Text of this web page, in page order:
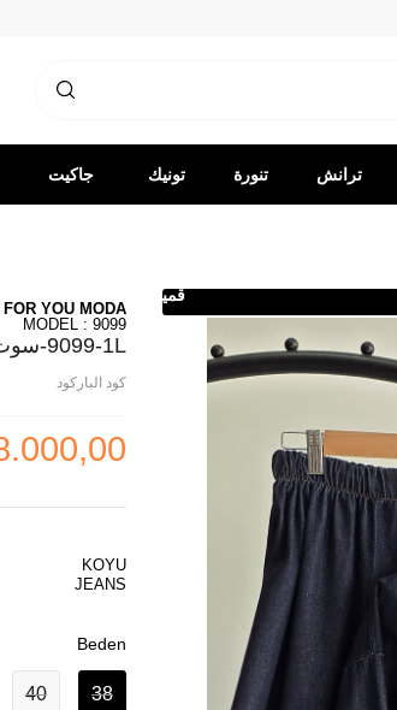
ترانش تنورة تونيك
قميص
جاكيت
FOR YOU MODA
MODEL : 9099
9099-1L-سوت جينز غامق 3
كود الباركود
KOYU
JEANS
Beden
38
40